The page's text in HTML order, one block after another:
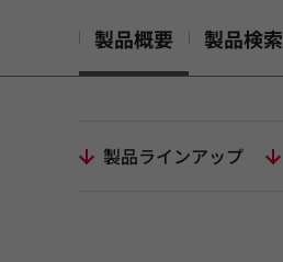
製品概要 製品検索
製品ラインアップ